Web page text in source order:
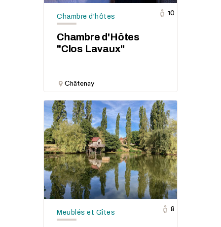
Chambre d'hôtes
Chambre d'Hôtes
"Clos Lavaux"
Châtenay
10
Meublés et Gîtes 8